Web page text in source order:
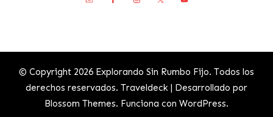
© Copyright 2026 Explorando Sin Rumbo Fijo. Todos los
derechos reservados. Traveldeck | Desarrollado por
Blossom Themes. Funciona con WordPress.